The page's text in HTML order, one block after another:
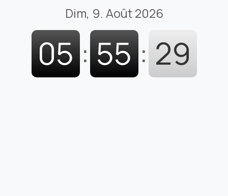
Dim, 9. Août 2026
05 : 55 : 30